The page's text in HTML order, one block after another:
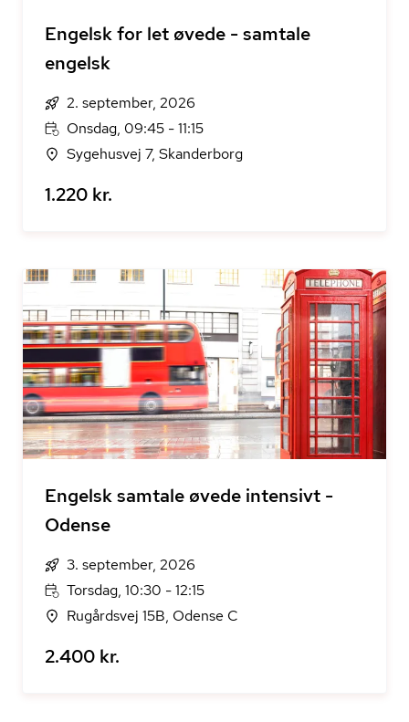
Engelsk for let øvede - samtale
engelsk
2. september, 2026
Onsdag, 09:45 - 11:15
Sygehusvej 7, Skanderborg
1.220 kr.
Engelsk samtale øvede intensivt -
Odense
3. september, 2026
Torsdag, 10:30 - 12:15
Rugårdsvej 15B, Odense C
2.400 kr.